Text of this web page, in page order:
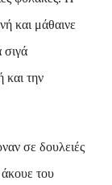
και μάθαινε
σιγά
και την
σε δουλειές
του